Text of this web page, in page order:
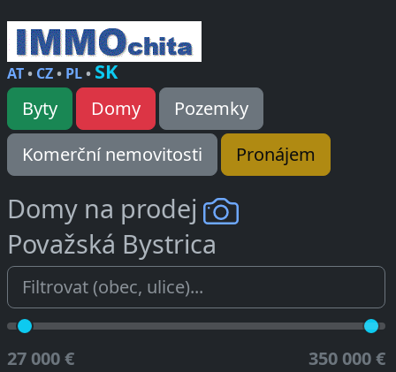
AT• CZ• PL• SK
Byty Domy
Pozemky
Komerční nemovitosti
Pronájem
Domy na prodej
Považská Bystrica
27 000 € 350 000 €